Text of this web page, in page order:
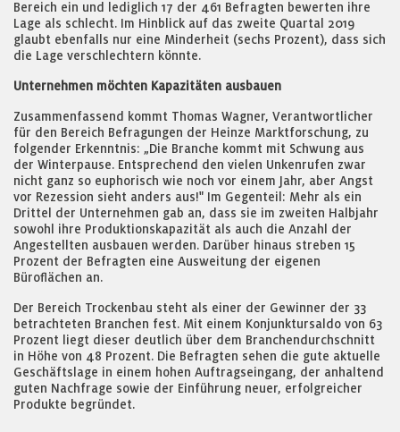
Bereich ein und lediglich 17 der 461 Befragten bewerten ihre
Lage als schlecht. Im Hinblick auf das zweite Quartal 2019
glaubt ebenfalls nur eine Minderheit (sechs Prozent), dass sich
die Lage verschlechtern könnte.
Unternehmen möchten Kapazitäten ausbauen
Zusammenfassend kommt Thomas Wagner, Verantwortlicher
für den Bereich Befragungen der Heinze Marktforschung, zu
folgender Erkenntnis: „Die Branche kommt mit Schwung aus
der Winterpause. Entsprechend den vielen Unkenrufen zwar
nicht ganz so euphorisch wie noch vor einem Jahr, aber Angst
vor Rezession sieht anders aus!" Im Gegenteil: Mehr als ein
Drittel der Unternehmen gab an, dass sie im zweiten Halbjahr
sowohl ihre Produktionskapazität als auch die Anzahl der
Angestellten ausbauen werden. Darüber hinaus streben 15
Prozent der Befragten eine Ausweitung der eigenen
Büroflächen an.
Der Bereich Trockenbau steht als einer der Gewinner der 33
betrachteten Branchen fest. Mit einem Konjunktursaldo von 63
Prozent liegt dieser deutlich über dem Branchendurchschnitt
in Höhe von 48 Prozent. Die Befragten sehen die gute aktuelle
Geschäftslage in einem hohen Auftragseingang, der anhaltend
guten Nachfrage sowie der Einführung neuer, erfolgreicher
Produkte begründet.